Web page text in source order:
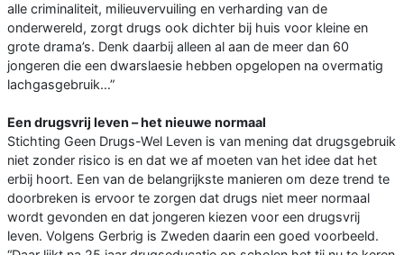
alle criminaliteit, milieuvervuiling en verharding van de
onderwereld, zorgt drugs ook dichter bij huis voor kleine en
grote drama’s. Denk daarbij alleen al aan de meer dan 60
jongeren die een dwarslaesie hebben opgelopen na overmatig
lachgasgebruik…”
Een drugsvrij leven – het nieuwe normaal
Stichting Geen Drugs-Wel Leven is van mening dat drugsgebruik
niet zonder risico is en dat we af moeten van het idee dat het
erbij hoort. Een van de belangrijkste manieren om deze trend te
doorbreken is ervoor te zorgen dat drugs niet meer normaal
wordt gevonden en dat jongeren kiezen voor een drugsvrij
leven. Volgens Gerbrig is Zweden daarin een goed voorbeeld.